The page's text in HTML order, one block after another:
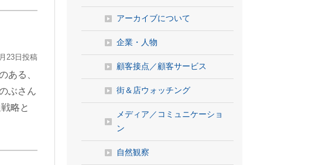
23日投稿
ある、
ぶさん
略と
アーカイブについて
企業・人物
顧客接点／顧客サービス
街＆店ウォッチング
メディア／コミュニケーショ
ン
自然観察